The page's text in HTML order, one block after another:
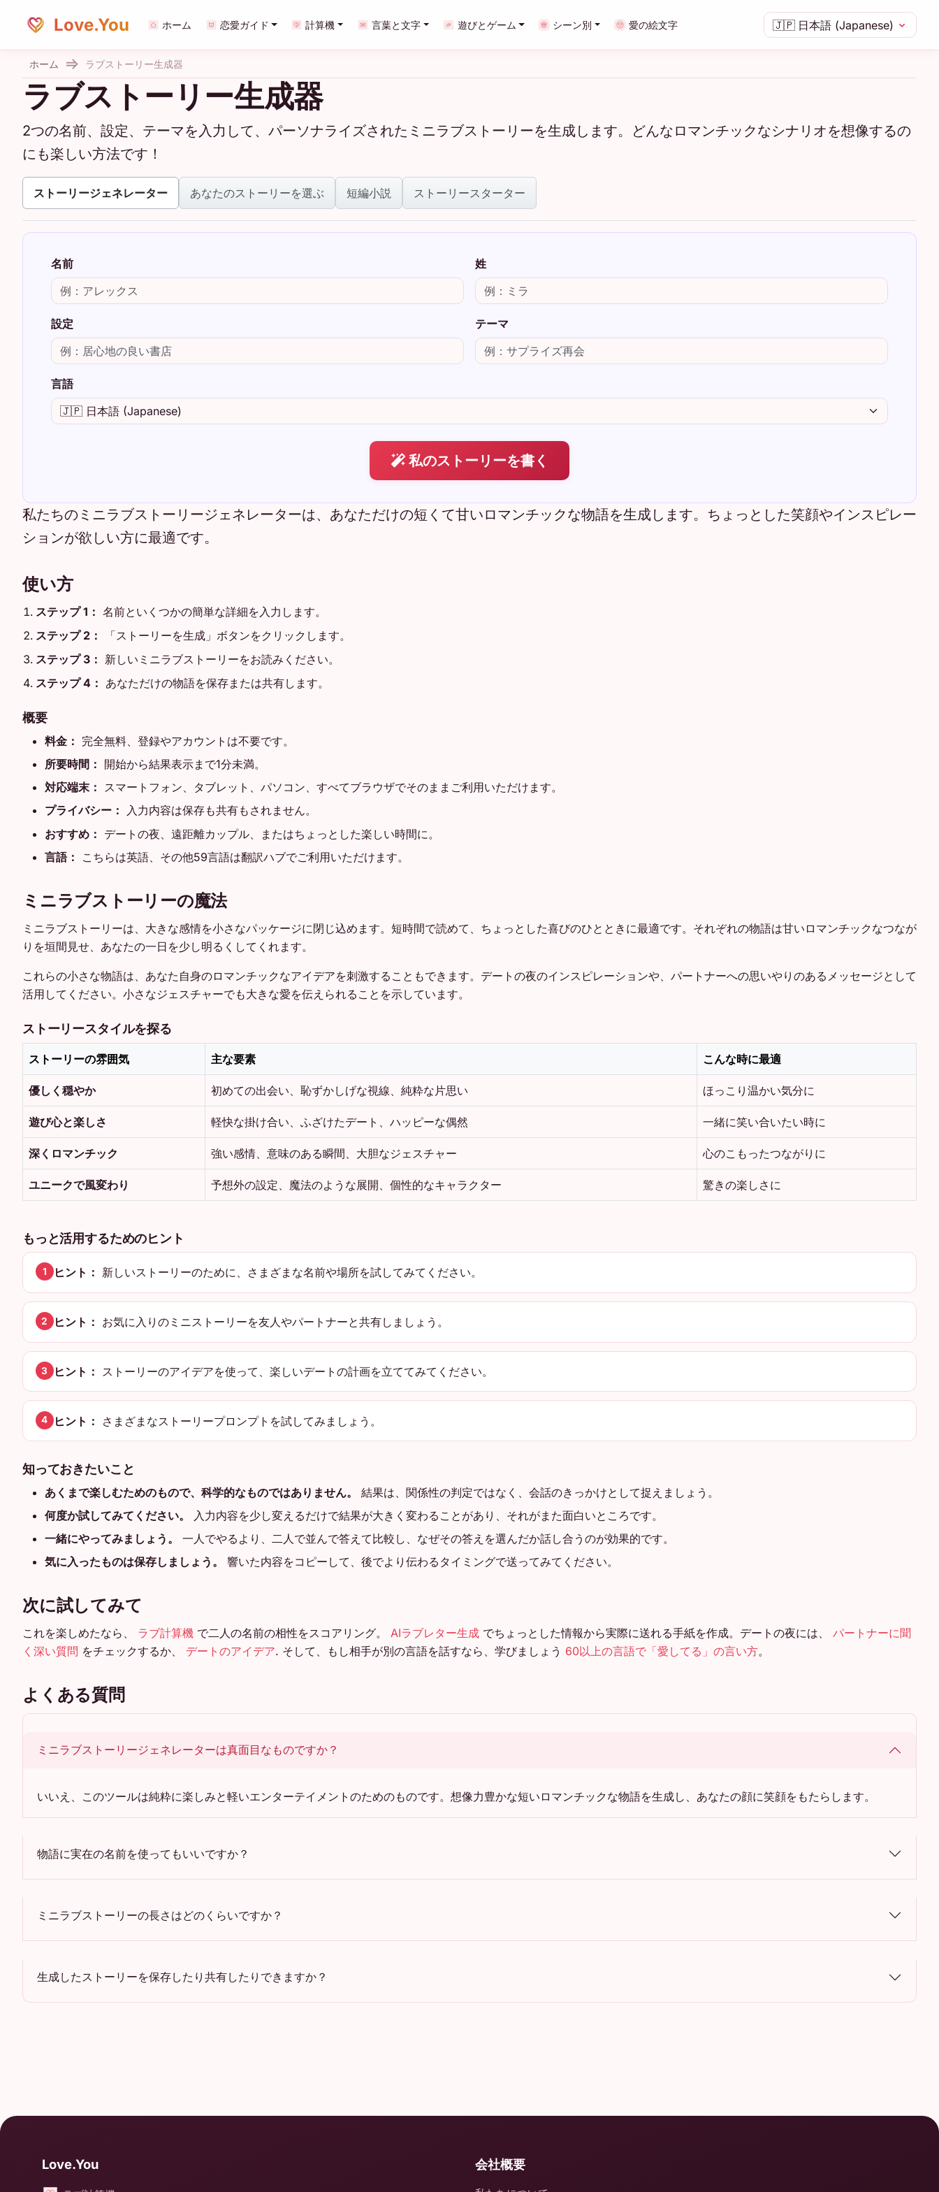
Love.You 🇯🇵 日本語 (Japanese)
ホーム 恋愛ガイド 計算機 言葉と文字 遊びとゲーム シーン別 愛の絵文字
ホーム ラブストーリー生成器
ラブストーリー生成器
2つの名前、設定、テーマを入力して、パーソナライズされたミニラブストーリーを生成します。どんなロマンチックなシナリオを想像するの
にも楽しい方法です！
ストーリージェネレーター あなたのストーリーを選ぶ 短編小説 ストーリースターター
名前 姓
設定 テーマ
言語
私のストーリーを書く
私たちのミニラブストーリージェネレーターは、あなただけの短くて甘いロマンチックな物語を生成します。ちょっとした笑顔やインスピレー
ションが欲しい方に最適です。
使い方
ステップ 1： 名前といくつかの簡単な詳細を入力します。
ステップ 2：
「ストーリーを生成」ボタンをクリックします。
ステップ 3： 新しいミニラブストーリーをお読みください。
ステップ 4： あなただけの物語を保存または共有します。
概要
料金： 完全無料、登録やアカウントは不要です。
所要時間： 開始から結果表示まで1分未満。
対応端末： スマートフォン、タブレット、パソコン、すべてブラウザでそのままご利用いただけます。
プライバシー：
入力内容は保存も共有もされません。
おすすめ： デートの夜、遠距離カップル、またはちょっとした楽しい時間に。
言語：
こちらは英語、その他59言語は翻訳ハブでご利用いただけます。
ミニラブストーリーの魔法
ミニラブストーリーは、大きな感情を小さなパッケージに閉じ込めます。短時間で読めて、ちょっとした喜びのひとときに最適です。それぞれの物語は甘いロマンチックなつなが
りを垣間見せ、あなたの一日を少し明るくしてくれます。
これらの小さな物語は、あなた自身のロマンチックなアイデアを刺激することもできます。デートの夜のインスピレーションや、パートナーへの思いやりのあるメッセージとして
活用してください。小さなジェスチャーでも大きな愛を伝えられることを示しています。
ストーリースタイルを探る
ストーリーの雰囲気 主な要素 こんな時に最適
優しく穏やか 初めての出会い、恥ずかしげな視線、純粋な片思い ほっこり温かい気分に
遊び心と楽しさ 軽快な掛け合い、ふざけたデート、ハッピーな偶然 一緒に笑い合いたい時に
深くロマンチック 強い感情、意味のある瞬間、大胆なジェスチャー 心のこもったつながりに
ユニークで風変わり 予想外の設定、魔法のような展開、個性的なキャラクター 驚きの楽しさに
もっと活用するためのヒント
1 ヒント： 新しいストーリーのために、さまざまな名前や場所を試してみてください。
2 ヒント： お気に入りのミニストーリーを友人やパートナーと共有しましょう。
3 ヒント： ストーリーのアイデアを使って、楽しいデートの計画を立ててみてください。
4 ヒント： さまざまなストーリープロンプトを試してみましょう。
知っておきたいこと
あくまで楽しむためのもので、科学的なものではありません。
結果は、関係性の判定ではなく、会話のきっかけとして捉えましょう。
何度か試してみてください。
入力内容を少し変えるだけで結果が大きく変わることがあり、それがまた面白いところです。
一緒にやってみましょう。
一人でやるより、二人で並んで答えて比較し、なぜその答えを選んだか話し合うのが効果的です。
気に入ったものは保存しましょう。
響いた内容をコピーして、後でより伝わるタイミングで送ってみてください。
次に試してみて
これを楽しめたなら、 ラブ計算機 で二人の名前の相性をスコアリング。 AIラブレター生成 でちょっとした情報から実際に送れる手紙を作成。デートの夜には、 パートナーに聞
く深い質問 をチェックするか、 デートのアイデア. そして、もし相手が別の言語を話すなら、学びましょう 60以上の言語で「愛してる」の言い方。
よくある質問
ミニラブストーリージェネレーターは真面目なものですか？
いいえ、このツールは純粋に楽しみと軽いエンターテイメントのためのものです。想像力豊かな短いロマンチックな物語を生成し、あなたの顔に笑顔をもたらします。
物語に実在の名前を使ってもいいですか？
ミニラブストーリーの長さはどのくらいですか？
生成したストーリーを保存したり共有したりできますか？
Love.You 会社概要